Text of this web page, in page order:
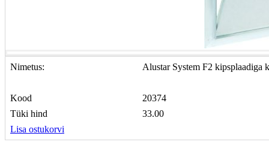
Nimetus: Alustar System F2
Kood
20374
Tüki hind
33.00
Lisa ostukorvi